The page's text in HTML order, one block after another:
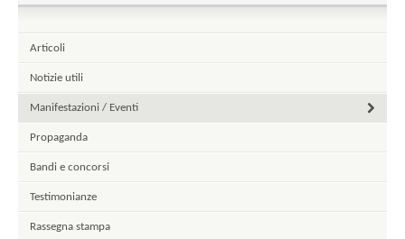
Articoli
Eventi
Contatti
Articoli
Notizie utili
Manifestazioni / Eventi
Propaganda
Bandi e concorsi
Testimonianze
Rassegna stampa